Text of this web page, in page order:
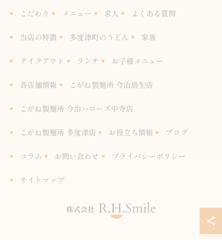
こだわり メニュー 求人 よくある質問
当店の特徴 多度津町のうどん 家族
テイクアウト ランチ お子様メニュー
各店舗情報 こがね製麺所 今治鳥生店
こがね製麺所 今治ハローズ中寺店
こがね製麺所 多度津店 お役立ち情報 ブログ
コラム お問い合わせ プライバシーポリシー
サイトマップ